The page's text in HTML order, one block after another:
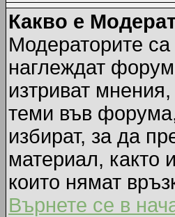
Какво е
Модераторите са
наглеждат
изтриват
теми във
избират, за да
материал, както
които нямат
Върнете се в